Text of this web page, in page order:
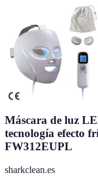
Máscara de luz
tecnología efecto
FW312EUPL
sharkclean.es